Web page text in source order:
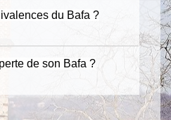
du Bafa ?
de son Bafa ?